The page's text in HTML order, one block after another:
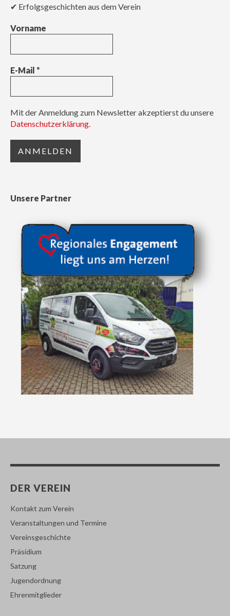
✔ Erfolgsgeschichten aus dem Verein
Vorname
E-Mail *
Mit der Anmeldung zum Newsletter akzeptierst du unsere
Datenschutzerklärung.
Unsere Partner
DER VEREIN
Kontakt zum Verein
Veranstaltungen und Termine
Vereinsgeschichte
Präsidium
Satzung
Jugendordnung
Ehrenmitglieder